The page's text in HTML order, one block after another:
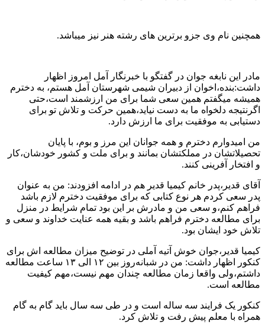
همچنین نام وی جزو برترین های رشته هنر نیز میباشد.
مادر این نابغه جوان در گفتگو با خبرنگار آمل امروز اظهار
داشت:بنده،اخوان از دبیران شیمی شهرستان آمل هستم، به دخترم
همیشه میگفتم همین سعی شما برای من ارزشمند است،حتی
اگرنتیجه دلخواه ما به دست نیاید،همین حرکت و تلاش تو برای
دستیابی به موفقیت برای ما ارزش دارد.
من امیدوارم دخترم و همه جوانان این مرز و بوم، با پایان
تحصیلاتشان در مملکتشان بمانند و برای ملت و کشور خودشان،کار
و افتخار آفرینی کنند.
آقای قدیر،پدر خانم کیمیا قدیر هم در ادامه افزودند: من به عنوان
پدر سعی کردم هر نوع کتابی که برای موفقیت دخترم لازم باشد
فراهم کنم،و سعی من و مادرش بر این بود تمام شرایط در منزل
برای مطالعه دخترم فراهم باشد و بقیه همه عنایت خداوند و سعی و
تلاش خود ایشان بود.
کیمیا قدیر،جوان خوش آتیه آملی در توضیح میزان مطالعه اش برای
کنکور اظهار داشت: من در شبانه‌روز بین ۱۲ الی ۱۳ ساعت مطالعه
داشتم،ولی واقعا زمان مطالعه چندان مهم نیست،مهم کیفیت
مطالعه است.
کنکور یک فرایند سه ساله است و در طی سه سال باید گام به گام
همراه با معلم پیش رفت و تلاش کرد.